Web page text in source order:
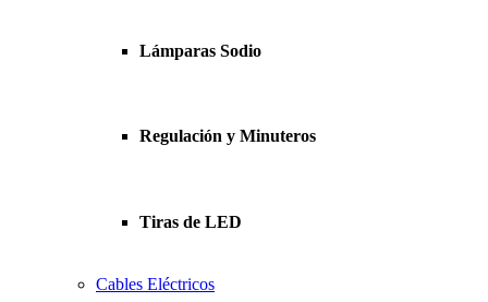
Lámparas Sodio
Regulación y Minuteros
Tiras de LED
Cables Eléctricos